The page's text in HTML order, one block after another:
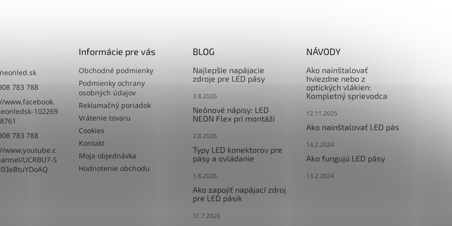
neonled.sk
783 788
www.facebook.
102269
783 788
www.youtube.c
UCRBU7-S
Informácie pre vás
Obchodné podmienky
Podmienky ochrany
osobných údajov
Reklamačný poriadok
Vrátenie tovaru
Cookies
Kontakt
Moja objednávka
Hodnotenie obchodu
BLOG
Najlepšie napájacie
zdroje pre LED pásy
3.8.2026
Neónové nápisy: LED
NEON Flex pri montáži
2.8.2026
Typy LED konektorov pre
pásy a ovládanie
1.8.2026
Ako zapojiť napájací zdroj
pre LED pásik
31.7.2026
NÁVODY
Ako nainštalovať
hviezdne nebo z
optických vlákien:
Kompletný sprievodca
12.11.2025
Ako nainštalovať LED pás
14.2.2024
Ako fungujú LED pásy
13.2.2024